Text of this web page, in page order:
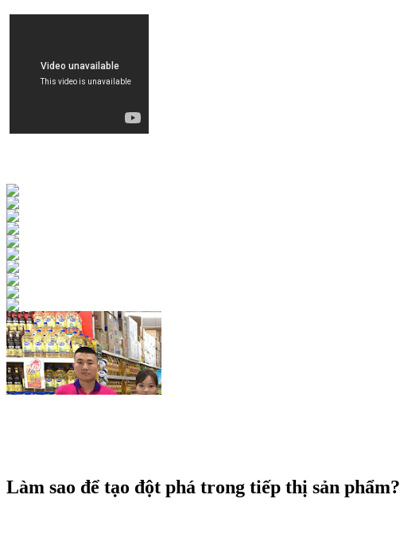
Làm sao để tạo đột phá trong tiếp thị sản phẩm?